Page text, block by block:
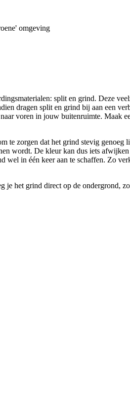
omgeving
split en grind. Deze
dragen split en grind bij aan een
voren in jouw buitenruimte. Maak
te zorgen dat het grind stevig
wordt. De kleur kan dus iets
wel in één keer aan te schaffen. Zo
je het grind direct op de ondergrond,